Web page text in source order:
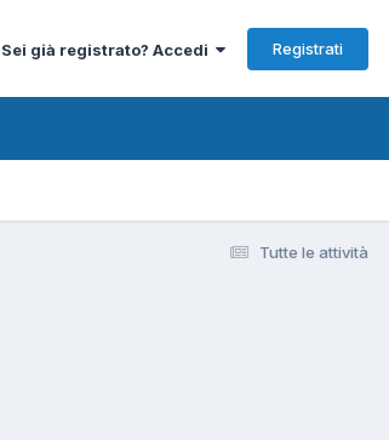
Sei già registrato? Accedi Registrati
Tutte le attività